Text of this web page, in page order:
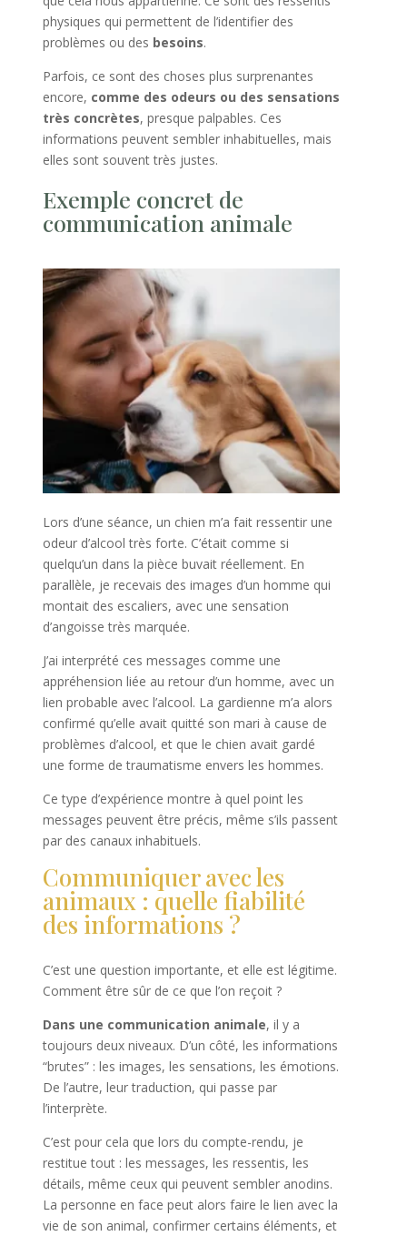
physiques qui permettent de l’identifier des
problèmes ou des besoins.
Parfois, ce sont des choses plus surprenantes
encore, comme des odeurs ou des sensations
très concrètes, presque palpables. Ces
informations peuvent sembler inhabituelles, mais
elles sont souvent très justes.
Exemple concret de
communication animale
Lors d’une séance, un chien m’a fait ressentir une
odeur d’alcool très forte. C’était comme si
quelqu’un dans la pièce buvait réellement. En
parallèle, je recevais des images d’un homme qui
montait des escaliers, avec une sensation
d’angoisse très marquée.
J’ai interprété ces messages comme une
appréhension liée au retour d’un homme, avec un
lien probable avec l’alcool. La gardienne m’a alors
confirmé qu’elle avait quitté son mari à cause de
problèmes d’alcool, et que le chien avait gardé
une forme de traumatisme envers les hommes.
Ce type d’expérience montre à quel point les
messages peuvent être précis, même s’ils passent
par des canaux inhabituels.
Communiquer avec les
animaux : quelle fiabilité
des informations ?
C’est une question importante, et elle est légitime.
Comment être sûr de ce que l’on reçoit ?
Dans une communication animale, il y a
toujours deux niveaux. D’un côté, les informations
“brutes” : les images, les sensations, les émotions.
De l’autre, leur traduction, qui passe par
l’interprète.
C’est pour cela que lors du compte-rendu, je
restitue tout : les messages, les ressentis, les
détails, même ceux qui peuvent sembler anodins.
La personne en face peut alors faire le lien avec la
vie de son animal, confirmer certains éléments, et